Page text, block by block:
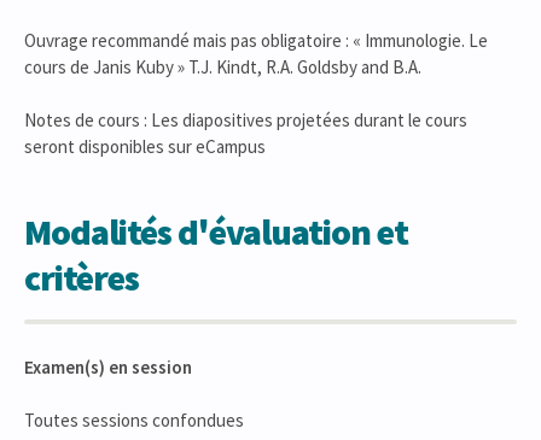
Ouvrage recommandé mais pas obligatoire : « Immunologie. Le
cours de Janis Kuby » T.J. Kindt, R.A. Goldsby and B.A.
Notes de cours : Les diapositives projetées durant le cours
seront disponibles sur eCampus
Modalités d'évaluation et
critères
Examen(s) en session
Toutes sessions confondues